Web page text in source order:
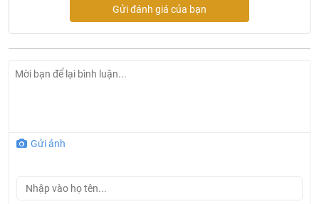
Thanh ray 1M Kingled RAY1.0-T / RAY1.0-D
Thông tin sản phẩm thanh ray đèn rọi Kingled RAY1.0-
bền của thanh ray.
đầu còn lại bịt nắp nhựa để tháo lắp dễ dàng hoặc nối dài
Gửi đánh giá của bạn
Gửi ảnh